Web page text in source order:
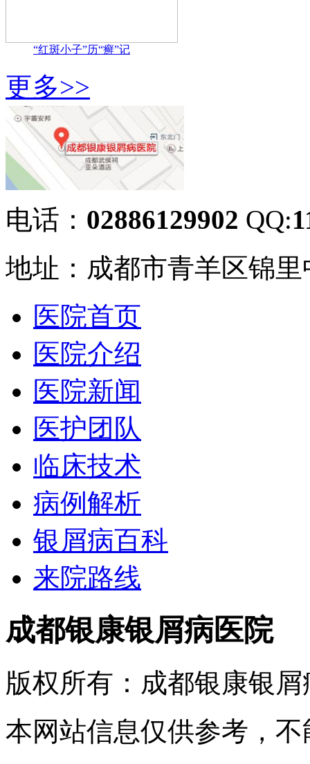
“红斑小子”历“癣”记
更多>>
电话： 02886129902 QQ:
地址：成都市青羊区锦里
医院首页
医院介绍
医院新闻
医护团队
临床技术
病例解析
银屑病百科
来院路线
成都银康银屑病医院
版权所有：成都银康银
本网站信息仅供参考，